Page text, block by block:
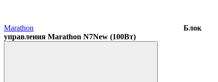
Marathon
Блок
управления Marathon N7New (100Вт)